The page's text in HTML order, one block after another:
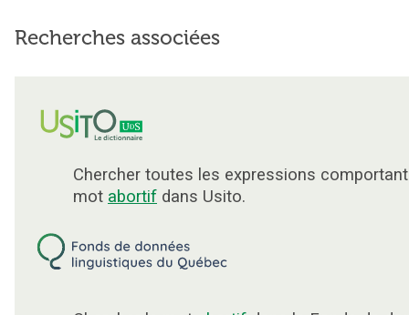
Recherches associées
Chercher toutes les expressions
mot abortif dans Usito.